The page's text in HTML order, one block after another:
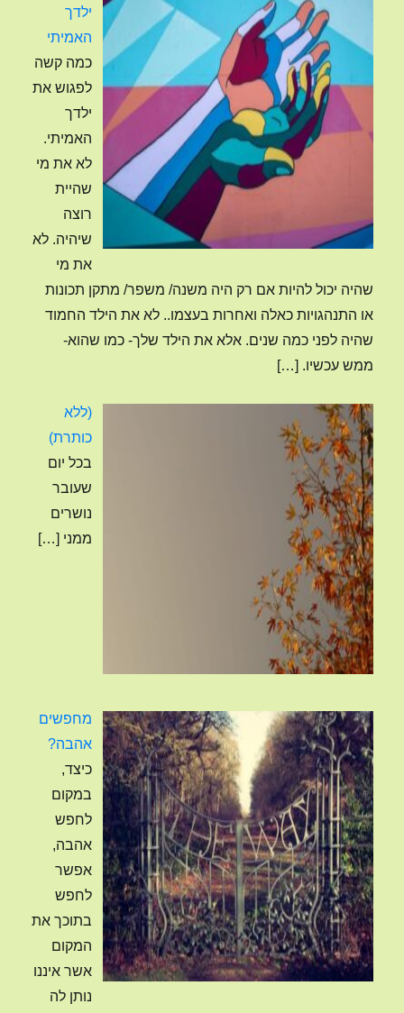
ילדך
האמיתי
כמה קשה
לפגוש את
ילדך
האמיתי.
לא את מי
שהיית
רוצה
שיהיה. לא
את מי
שהיה יכול להיות אם רק היה משנה/ משפר/ מתקן תכונות
או התנהגויות כאלה ואחרות בעצמו.. לא את הילד החמוד
שהיה לפני כמה שנים. אלא את הילד שלך- כמו שהוא-
ממש עכשיו. […]
(ללא
כותרת)
4120בכל יום
שעובר
נושרים
ממני […]
מחפשים
אהבה?
כיצד,
במקום
לחפש
אהבה,
אפשר
לחפש
בתוכך את
המקום
אשר איננו
נותן לה